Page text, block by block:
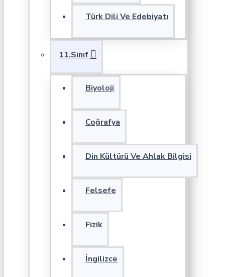
Türk Dili Ve Edebiyatı
11.Sınıf
Biyoloji
Coğrafya
Din Kültürü Ve Ahlak Bilgisi
Felsefe
Fizik
İngilizce